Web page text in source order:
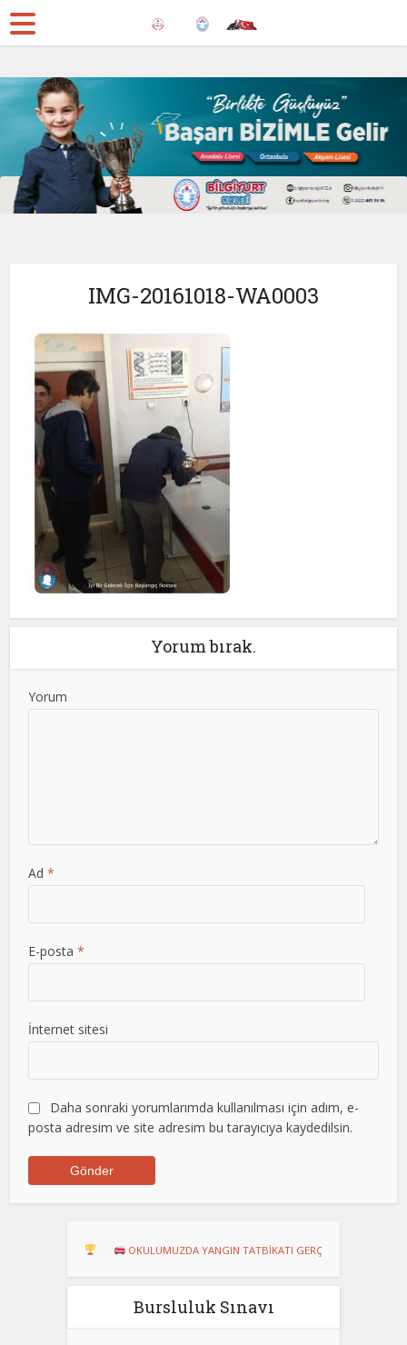
IMG-20161018-WA0003
Yorum bırak.
Yorum
Ad*
E-posta*
İnternet sitesi
Daha sonraki yorumlarımda kullanılması için adım, e-
posta adresim ve site adresim bu tarayıcıya kaydedilsin.
OKULUMUZDA YANGIN TATBİKATI GERÇEKLEŞTİRİLDİ
Bursluluk Sınavı